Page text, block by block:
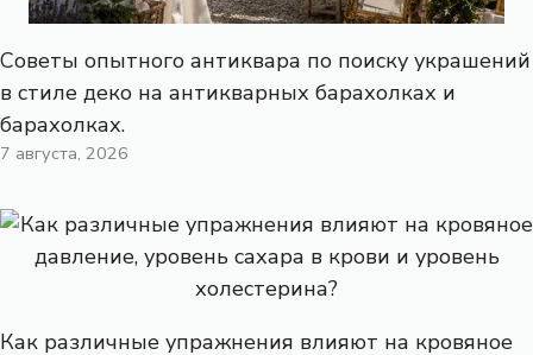
Советы опытного антиквара по поиску украшений
в стиле деко на антикварных барахолках и
барахолках.
7 августа, 2026
Как различные упражнения влияют на кровяное